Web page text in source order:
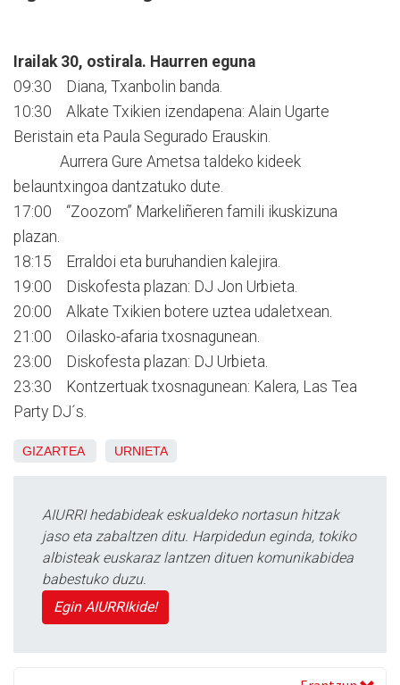
Irailak 30, ostirala. Haurren eguna
09:30 Diana, Txanbolin banda.
10:30 Alkate Txikien izendapena: Alain Ugarte
Beristain eta Paula Segurado Erauskin.
Aurrera Gure Ametsa taldeko kideek
belauntxingoa dantzatuko dute.
17:00 “Zoozom” Markeliñeren famili ikuskizuna
plazan.
18:15 Erraldoi eta buruhandien kalejira.
19:00 Diskofesta plazan: DJ Jon Urbieta.
20:00 Alkate Txikien botere uztea udaletxean.
21:00 Oilasko-afaria txosnagunean.
23:00 Diskofesta plazan: DJ Urbieta.
23:30 Kontzertuak txosnagunean: Kalera, Las Tea
Party DJ´s.
GIZARTEA URNIETA
AIURRI hedabideak eskualdeko nortasun hitzak
jaso eta zabaltzen ditu. Harpidedun eginda, tokiko
albisteak euskaraz lantzen dituen komunikabidea
babestuko duzu.
Egin AIURRIkide!